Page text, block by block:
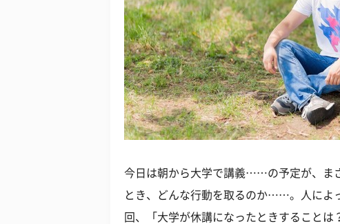
今日は朝から大学で講義……の予定が、ま
とき、どんな行動を取るのか……。人によ
回、「大学が休講になったときすること